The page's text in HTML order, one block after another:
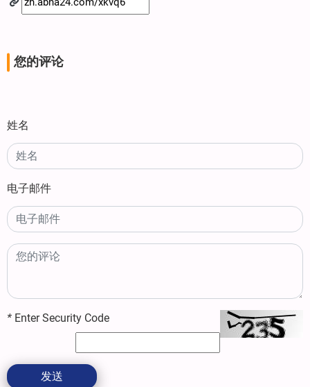
您的评论
姓名
电子邮件
* Enter Security Code
发送